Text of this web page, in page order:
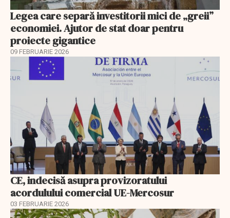
Legea care separă investitorii mici de „greii”
economiei. Ajutor de stat doar pentru
proiecte gigantice
09 FEBRUARIE 2026
CE, indecisă asupra provizoratului
acordulului comercial UE-Mercosur
03 FEBRUARIE 2026